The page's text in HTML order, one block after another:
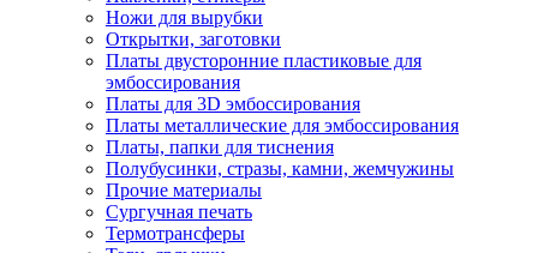
Ножи для вырубки
Открытки, заготовки
Платы двусторонние пластиковые для
эмбоссирования
Платы для 3D эмбоссирования
Платы металлические для эмбоссирования
Платы, папки для тиснения
Полубусинки, стразы, камни, жемчужины
Прочие материалы
Сургучная печать
Термотрансферы